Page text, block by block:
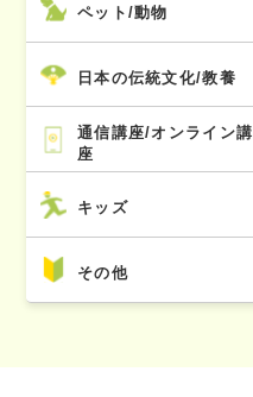
ペット/動物
日本の伝統文化/教養
通信講座/オンライン講
座
キッズ
その他